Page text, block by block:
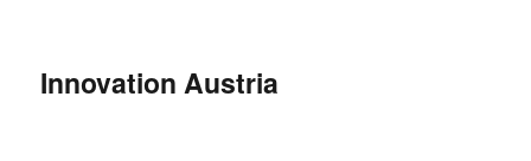
Innovation Austria